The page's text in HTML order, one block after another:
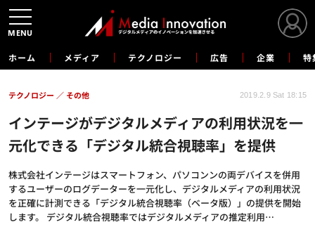
ホーム メディア テクノロジー 広告 企業 特
インテージがデジタルメディアの利用状況を一
元化できる「デジタル統合視聴率」を提供
株式会社インテージはスマートフォン、パソコンンの両デバイスを併用
するユーザーのログデーターを一元化し、デジタルメディアの利用状況
を正確に計測できる「デジタル統合視聴率（ベータ版）」の提供を開始
します。 デジタル統合視聴率ではデジタルメディアの推定利用…
テクノロジー その他 2019.2.9 Sat 18:15
MENU